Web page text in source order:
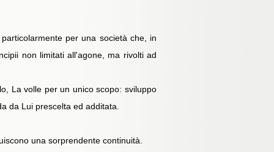
per una società che, in
non limitati all'agone, ma rivolti ad
La volle per un unico scopo: sviluppo
da Lui prescelta ed additata.
una sorprendente continuità.